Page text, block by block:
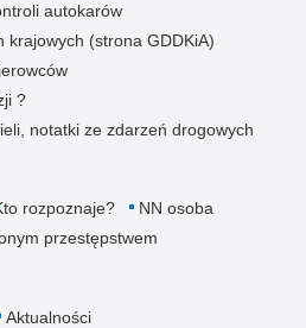
autokarów
(strona GDDKiA)
?
notatki ze zdarzeń drogowych
rozpoznaje?
NN osoba
przestępstwem
Aktualności